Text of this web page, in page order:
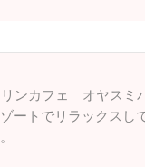
リンカフェ オヤス
ートでリラックスし